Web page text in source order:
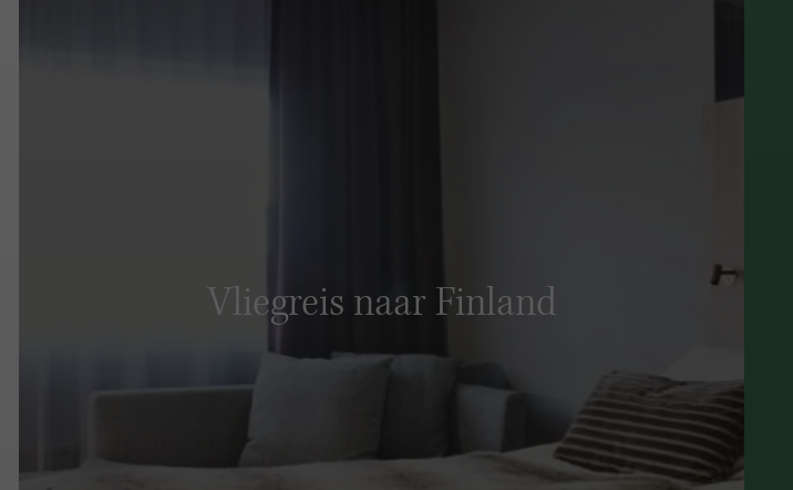
Vliegreis naar Finland